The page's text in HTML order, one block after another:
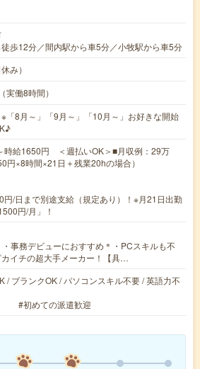
歩12分／間内駅から車5分／小牧駅から車5分
み）
実働8時間）
8月～」「9月～」「10月～」お好きな開始
時給1650円 ＜週払いOK＞■月収例：29万
円×8時間×21日＋残業20hの場合）
/日まで別途支給（規定あり）！※月21日出勤
円/月」！
・事務デビューにおすすめ＊・PCスキルも不
イチの超大手メーカー！【具…
/ ブランクOK / パソコンスキル不要 / 英語力不
#初めての派遣歓迎